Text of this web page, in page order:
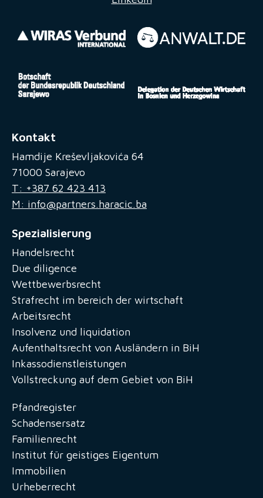
Kontakt
Hamdije Kreševljakovića 64
71000 Sarajevo
T: +387 62 423 413
M: info@partners.haracic.ba
Spezialisierung
Handelsrecht
Due diligence
Wettbewerbsrecht
Strafrecht im bereich der wirtschaft
Arbeitsrecht
Insolvenz und liquidation
Aufenthaltsrecht von Ausländern in BiH
Inkassodienstleistungen
Vollstreckung auf dem Gebiet von BiH
Pfandregister
Schadensersatz
Familienrecht
Institut für geistiges Eigentum
Immobilien
Urheberrecht